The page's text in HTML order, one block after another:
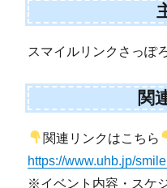
スマイルリンクさっぽ
関
関連リンクはこちら
https://www.uhb.jp/
※イベント内容・スケ